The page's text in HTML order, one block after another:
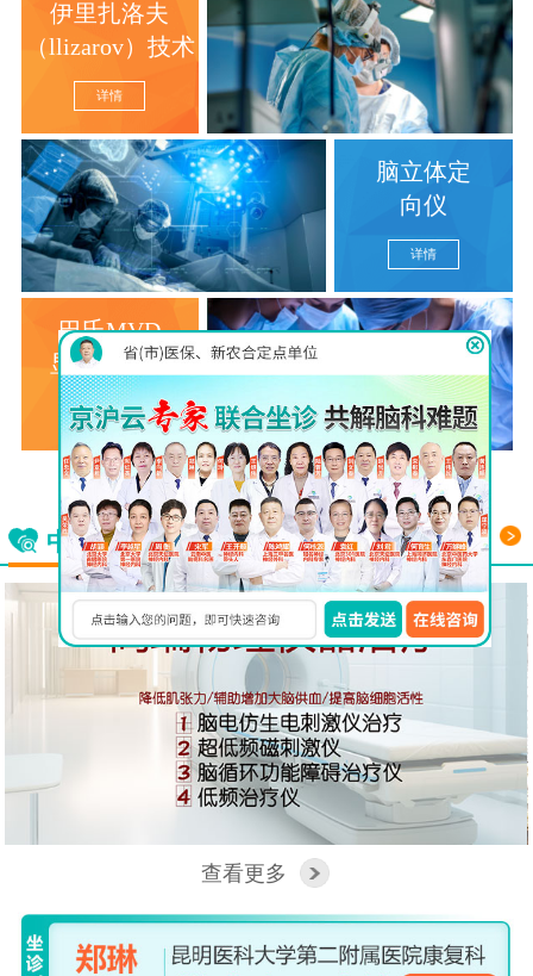
伊里扎洛夫
（llizarov）技术
详情
脑立体定
向仪
详情
巴氏MVD
显微分离术
详情
查看更多
中西医结合看脑病 更多
查看更多